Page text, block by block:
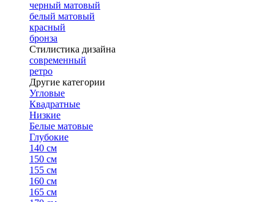
черный матовый
белый матовый
красный
бронза
Стилистика дизайна
современный
ретро
Другие категории
Угловые
Квадратные
Низкие
Белые матовые
Глубокие
140 см
150 см
155 см
160 см
165 см